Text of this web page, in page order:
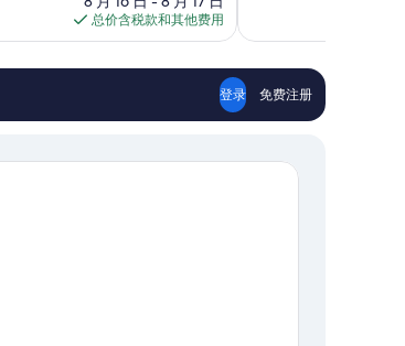
格
$250
总价含税款和其他费用
1,005
点
评
登录 免费注册